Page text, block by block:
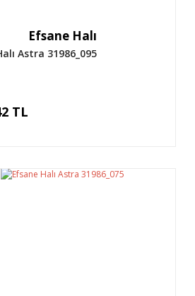
Efsane Halı
Astra 31986_095
TL